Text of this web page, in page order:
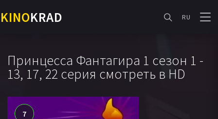
KINOKRAD RU
Принцесса Фантагира 1 сезон 1 -
13, 17, 22 серия смотреть в HD
7